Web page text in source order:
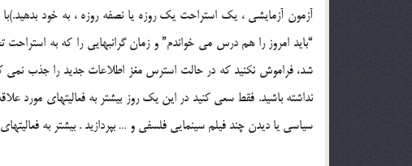
آزمون آزمايشي ، يك استراحت يك روزه يا نصفه روزه ، به خود
“بايد امروز را هم درس مي خواندم” و زمان گرانبهايي را كه به
شد، فراموش نكنيد كه در حالت استرس مغز اطلاعات جديد را جذب
نداشته باشيد. فقط سعي كنيد در اين يك روز بيشتر به فعاليتهاي مورد
سياسي يا ديدن چند فيلم سينمايي فلسفي و … بپردازيد . بيشتر به